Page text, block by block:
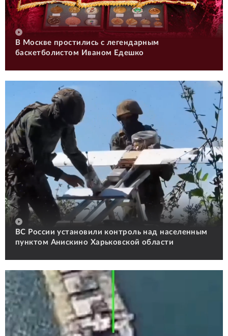
В Москве простились с легендарным
баскетболистом Иваном Едешко
ВС России установили контроль над населенным
пунктом Анискино Харьковской области